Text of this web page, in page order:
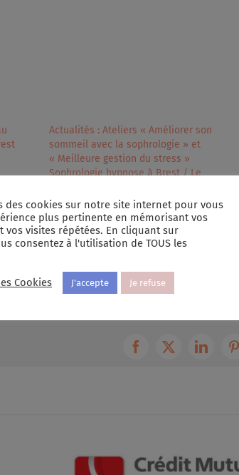
Actualités : Ateliers « Améliorer son
sommeil avec la sophrologie » et
« Meilleure gestion du stress »
Sophrologie hypnose à Brest / Le
janvier 11, 2018
Dans "Actualités Sandrine Le Gall"
Facebook
X
des cookies sur notre site internet pour vous
plus pertinente en mémorisant vos
vos visites répétées. En cliquant sur
consentez à l'utilisation de TOUS les
Cookies J'accepte Je refuse